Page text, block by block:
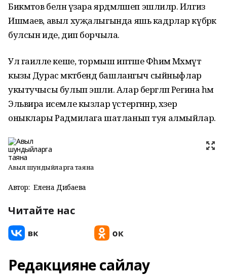
Бикмәтов белән үзара ярдәмләшеп эшлиләр. Илгиз
Ишмаев, авыл хуҗалыгында яшь кадрлар күбрәк
булсын иде, дип борчыла.
Ул гаиләле кеше, тормыш иптәше Фәһимә Мәхмүт
кызы Дурас мәктәбендә башлангыч сыйныфлар
укытучысы булып эшли. Алар бергәләп Регина һәм
Эльвира исемле кызлар үстергәннәр, хәзер
оныклары Радмилага шатланып туя алмыйлар.
Авыл шундыйларга таяна
Автор: Елена Дибаева
Читайте нас
Редакцияне сайлау